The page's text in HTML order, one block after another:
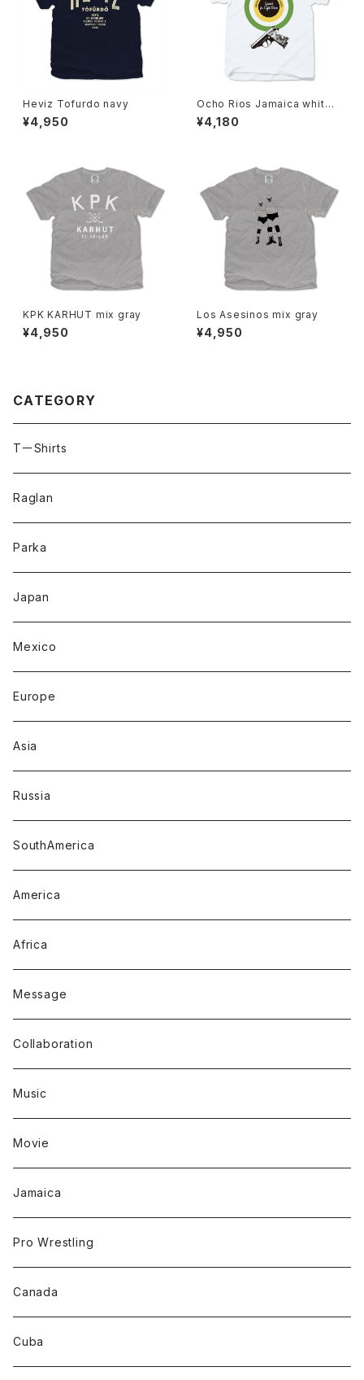
Heviz Tofurdo navy
¥4,950
Ocho Rios Jamaica white
B (greenxyellow)
¥4,180
KPK KARHUT mix gray
¥4,950
Los Asesinos mix gray
¥4,950
CATEGORY
TーShirts
Raglan
Parka
Japan
Mexico
Europe
Asia
Russia
SouthAmerica
America
Africa
Message
Collaboration
Music
Movie
Jamaica
Pro Wrestling
Canada
Cuba